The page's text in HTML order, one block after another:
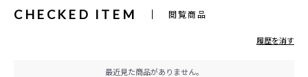
CHECKED ITEM 閲覧商品
履歴を消す
最近見た商品がありません。